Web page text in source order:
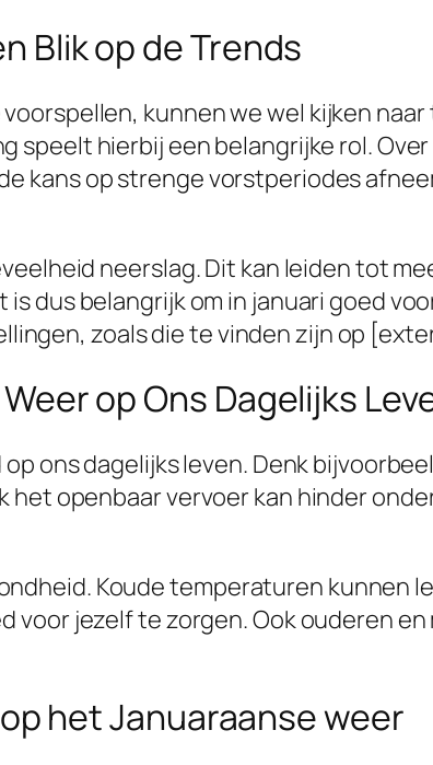
Blik op de Trends
kunnen we wel kijken
speelt hierbij een belangrijke rol.
kans op strenge vorstperiodes
neerslag. Dit kan leiden tot
dus belangrijk om in januari goed
zoals die te vinden zijn op
op Ons Dagelijks
ons dagelijks leven. Denk
het openbaar vervoer kan hinder
Koude temperaturen kunnen
voor jezelf te zorgen. Ook ouderen
het Januaraanse weer